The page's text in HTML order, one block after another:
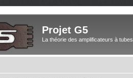
Projet G5
La théorie des amplificateurs à tubes